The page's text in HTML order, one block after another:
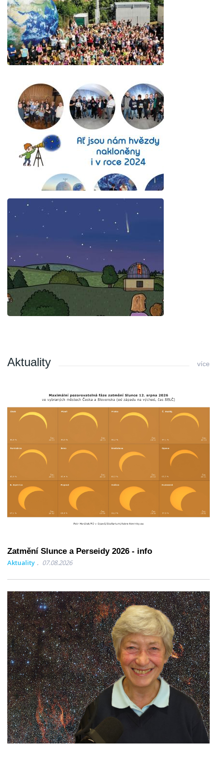
Aktuality více
Zatmění Slunce a Perseidy 2026 - info
Aktuality 07.08.2026